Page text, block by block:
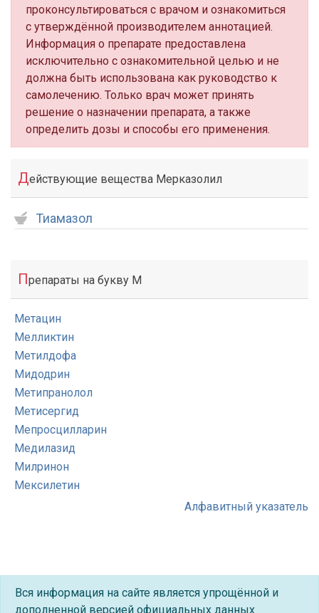
проконсультироваться с врачом и ознакомиться
с утверждённой производителем аннотацией.
Информация о препарате предоставлена
исключительно с ознакомительной целью и не
должна быть использована как руководство к
самолечению. Только врач может принять
решение о назначении препарата, а также
определить дозы и способы его применения.
Действующие вещества Мерказолил
Тиамазол
Препараты на букву М
Метацин
Мелликтин
Метилдофа
Мидодрин
Метипранолол
Метисергид
Мепросцилларин
Медилазид
Милринон
Мексилетин
Алфавитный указатель
Вся информация на сайте является упрощённой и
дополненной версией официальных данных